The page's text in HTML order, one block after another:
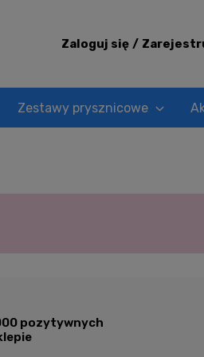
Zaloguj się
Zestawy prysznicowe
pozytywnych